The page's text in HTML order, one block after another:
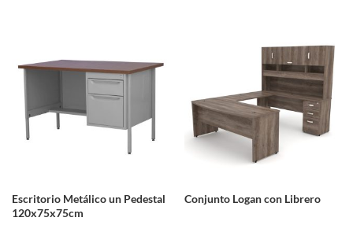
Escritorio Metálico un Pedestal
120x75x75cm
Conjunto Logan con Librero